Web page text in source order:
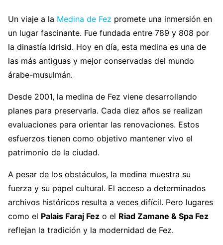
Un viaje a la Medina de Fez promete una inmersión en
un lugar fascinante. Fue fundada entre 789 y 808 por
la dinastía Idrisid. Hoy en día, esta medina es una de
las más antiguas y mejor conservadas del mundo
árabe-musulmán.
Desde 2001, la medina de Fez viene desarrollando
planes para preservarla. Cada diez años se realizan
evaluaciones para orientar las renovaciones. Estos
esfuerzos tienen como objetivo mantener vivo el
patrimonio de la ciudad.
A pesar de los obstáculos, la medina muestra su
fuerza y ​​su papel cultural. El acceso a determinados
archivos históricos resulta a veces difícil. Pero lugares
como el Palais Faraj Fez o el Riad Zamane & Spa Fez
reflejan la tradición y la modernidad de Fez.